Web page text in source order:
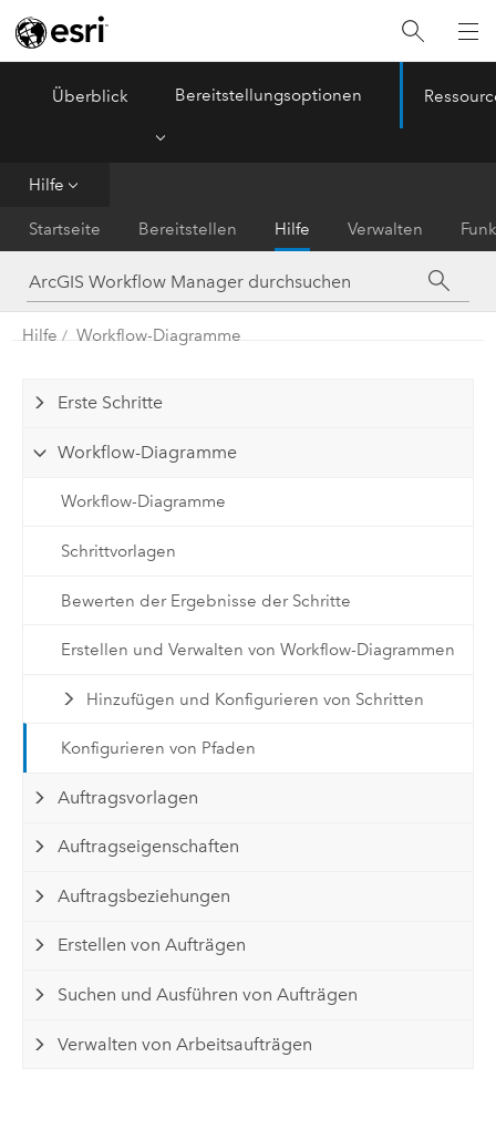
ArcGIS Workflow Manager
Überblick Bereitstellungsoptionen
Hilfe
Startseite Bereitstellen Hilfe Verwalten
Hilfe Workflow-Diagramme
Erste Schritte
Workflow-Diagramme
Workflow-Diagramme
Schrittvorlagen
Bewerten der Ergebnisse der Schritte
Erstellen und Verwalten von Workflow-Diagrammen
Hinzufügen und Konfigurieren von Schritten
Konfigurieren von Pfaden
Auftragsvorlagen
Auftragseigenschaften
Auftragsbeziehungen
Erstellen von Aufträgen
Suchen und Ausführen von Aufträgen
Verwalten von Arbeitsaufträgen